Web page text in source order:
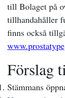
till Bolaget på
tillhandahåller
finns också
Förslag
Stämmans